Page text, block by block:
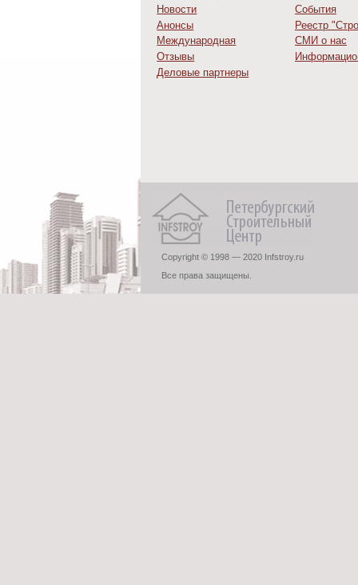
Новости
События
Анонсы
Реестр
Международная
деятельность
СМИ о нас
Отзывы
Деловые партнеры
Copyright © 1998 — 2020 Infstroy.ru
Все права защищены.